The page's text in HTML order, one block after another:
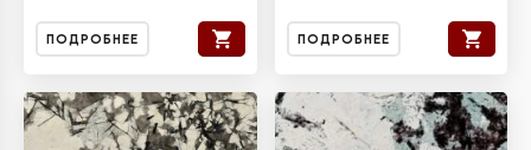
ПОДРОБНЕЕ ПОДРОБНЕЕ